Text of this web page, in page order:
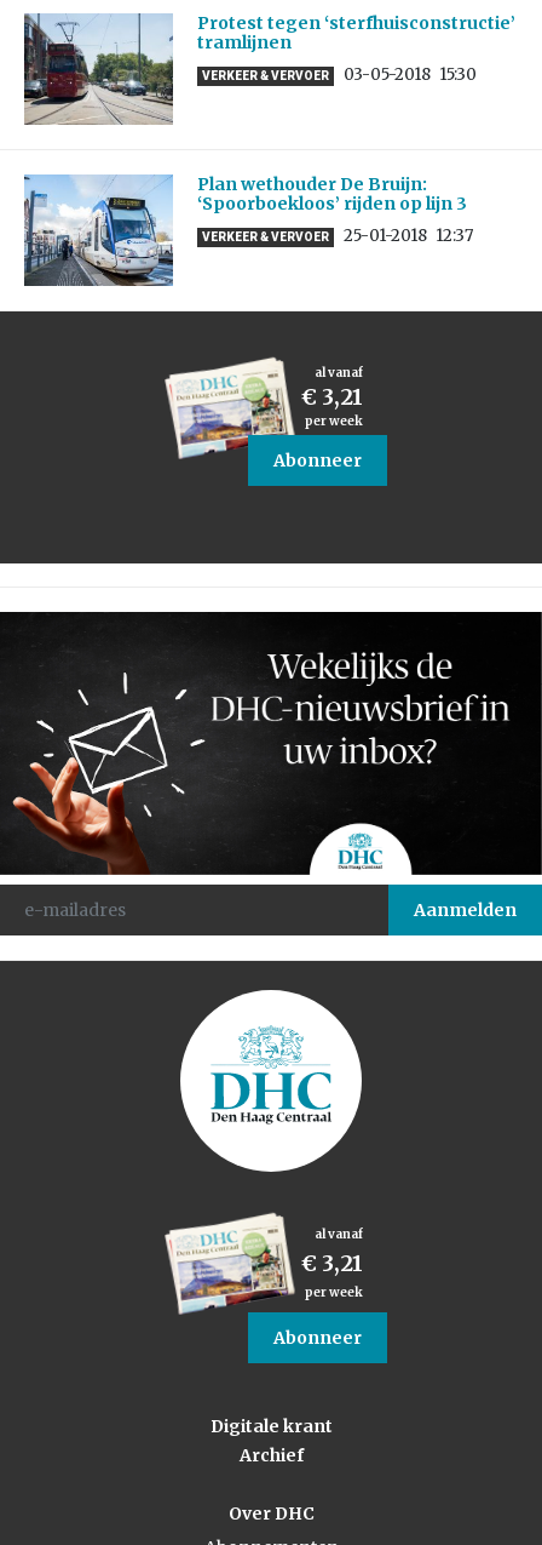
Protest tegen ‘sterfhuisconstructie’
tramlijnen
VERKEER & VERVOER 03-05-2018 15:30
Plan wethouder De Bruijn:
‘Spoorboekloos’ rijden op lijn 3
VERKEER & VERVOER 25-01-2018 12:37
al vanaf
€ 3,21
per week
Abonneer
al vanaf
€ 3,21
per week
Abonneer
Digitale krant
Archief
Over DHC